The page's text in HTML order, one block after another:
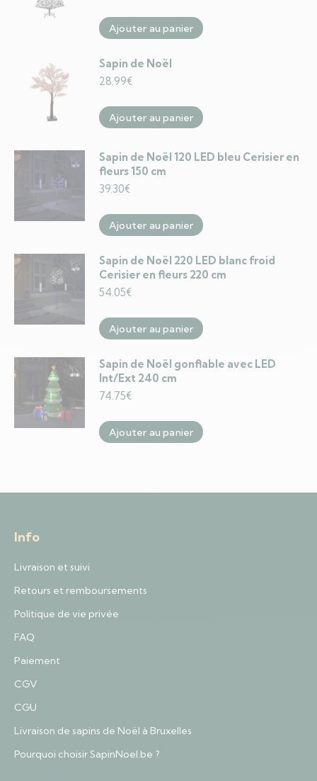
Ajouter au panier
Sapin de Noël
28.99€
Ajouter au panier
Sapin de Noël 120 LED bleu Cerisier en
fleurs 150 cm
39.30€
Ajouter au panier
Sapin de Noël 220 LED blanc froid
Cerisier en fleurs 220 cm
54.05€
Ajouter au panier
Sapin de Noël gonflable avec LED
Int/Ext 240 cm
74.75€
Ajouter au panier
Info
Livraison et suivi
Retours et remboursements
Politique de vie privée
FAQ
Paiement
CGV
CGU
Livraison de sapins de Noël à Bruxelles
Pourquoi choisir SapinNoel.be ?